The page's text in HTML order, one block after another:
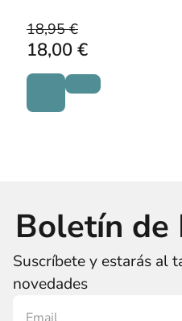
18,95 €
18,00 €
Boletín de
Suscríbete y estarás al
novedades